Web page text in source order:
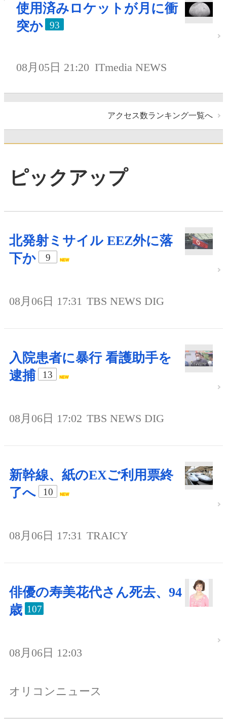
使用済みロケットが月に衝
突か
93
08月05日 21:20 ITmedia NEWS
アクセス数ランキング一覧へ
ピックアップ
北発射ミサイル EEZ外に落
下か
9
08月06日 17:31 TBS NEWS DIG
入院患者に暴行 看護助手を
逮捕
13
08月06日 17:02 TBS NEWS DIG
新幹線、紙のEXご利用票終
了へ
10
08月06日 17:31 TRAICY
俳優の寿美花代さん死去、94
歳 107
08月06日 12:03
オリコンニュース